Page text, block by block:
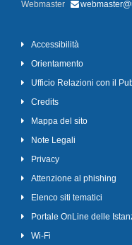
Webmaster
Accessibilità
Orientamento
Ufficio Relazioni con il
Credits
Mappa del sito
Note Legali
Privacy
Attenzione al phishing
Elenco siti tematici
Portale OnLine delle
Wi-Fi